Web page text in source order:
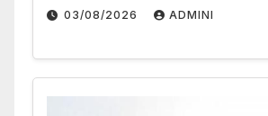
03/08/2026 ADMINI